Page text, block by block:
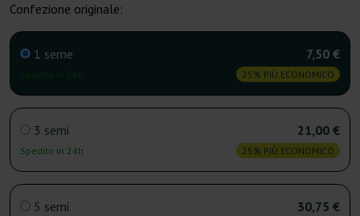
Confezione originale:
1 seme 7,50 €
25% PIÙ ECONOMICO
3 semi
Spedito in 24h
21,00 €
25% PIÙ ECONOMICO
5 semi 30,75 €